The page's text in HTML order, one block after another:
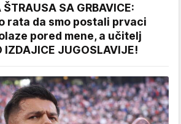
SA GRBAVICE:
rata da smo postali prvaci
pored mene, a učitelj
JUGOSLAVIJE!